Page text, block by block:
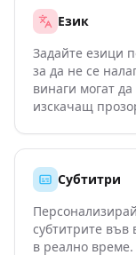
Език
Задайте езици
за да не се
винаги могат
изскачащ
Субтитри
субтитрите във
в реално време.